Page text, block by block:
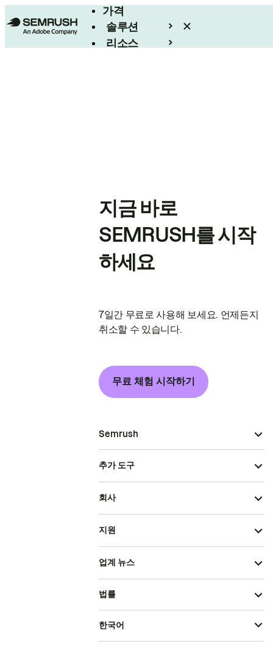
가격
솔루션
리소스
지금 바로
SEMRUSH를 시작
하세요
7일간 무료로 사용해 보세요. 언제든지
취소할 수 있습니다.
무료 체험 시작하기
Semrush
추가 도구
회사
지원
업계 뉴스
법률
한국어